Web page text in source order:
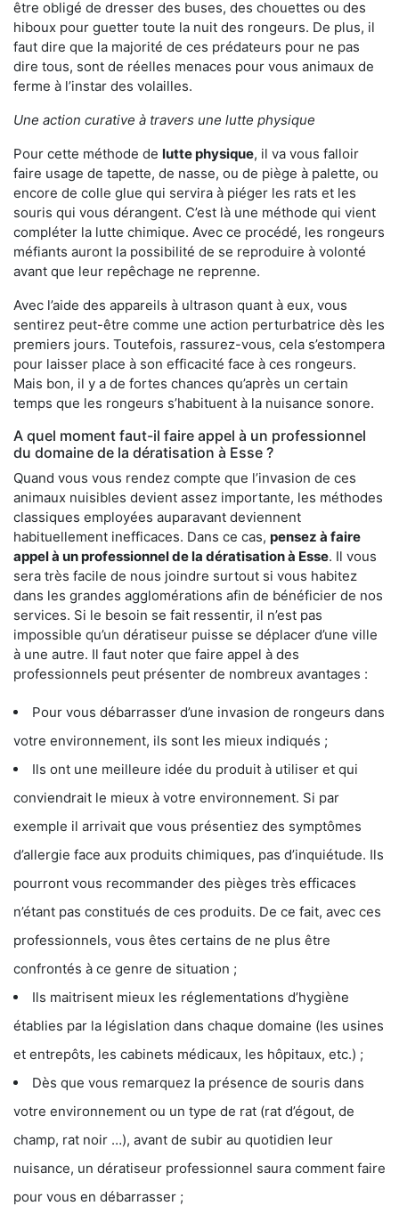
être obligé de dresser des buses, des chouettes ou des
hiboux pour guetter toute la nuit des rongeurs. De plus, il
faut dire que la majorité de ces prédateurs pour ne pas
dire tous, sont de réelles menaces pour vous animaux de
ferme à l’instar des volailles.
Une action curative à travers une lutte physique
Pour cette méthode de lutte physique, il va vous falloir
faire usage de tapette, de nasse, ou de piège à palette, ou
encore de colle glue qui servira à piéger les rats et les
souris qui vous dérangent. C’est là une méthode qui vient
compléter la lutte chimique. Avec ce procédé, les rongeurs
méfiants auront la possibilité de se reproduire à volonté
avant que leur repêchage ne reprenne.
Avec l’aide des appareils à ultrason quant à eux, vous
sentirez peut-être comme une action perturbatrice dès les
premiers jours. Toutefois, rassurez-vous, cela s’estompera
pour laisser place à son efficacité face à ces rongeurs.
Mais bon, il y a de fortes chances qu’après un certain
temps que les rongeurs s’habituent à la nuisance sonore.
A quel moment faut-il faire appel à un professionnel
du domaine de la dératisation à Esse ?
Quand vous vous rendez compte que l’invasion de ces
animaux nuisibles devient assez importante, les méthodes
classiques employées auparavant deviennent
habituellement inefficaces. Dans ce cas, pensez à faire
appel à un professionnel de la dératisation à Esse. Il vous
sera très facile de nous joindre surtout si vous habitez
dans les grandes agglomérations afin de bénéficier de nos
services. Si le besoin se fait ressentir, il n’est pas
impossible qu’un dératiseur puisse se déplacer d’une ville
à une autre. Il faut noter que faire appel à des
professionnels peut présenter de nombreux avantages :
Pour vous débarrasser d’une invasion de rongeurs dans
votre environnement, ils sont les mieux indiqués ;
Ils ont une meilleure idée du produit à utiliser et qui
conviendrait le mieux à votre environnement. Si par
exemple il arrivait que vous présentiez des symptômes
d’allergie face aux produits chimiques, pas d’inquiétude. Ils
pourront vous recommander des pièges très efficaces
n’étant pas constitués de ces produits. De ce fait, avec ces
professionnels, vous êtes certains de ne plus être
confrontés à ce genre de situation ;
Ils maitrisent mieux les réglementations d’hygiène
établies par la législation dans chaque domaine (les usines
et entrepôts, les cabinets médicaux, les hôpitaux, etc.) ;
Dès que vous remarquez la présence de souris dans
votre environnement ou un type de rat (rat d’égout, de
champ, rat noir …), avant de subir au quotidien leur
nuisance, un dératiseur professionnel saura comment faire
pour vous en débarrasser ;